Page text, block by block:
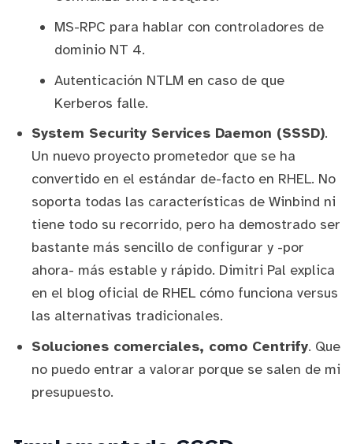
MS-RPC para hablar con controladores de
dominio NT 4.
Autenticación NTLM en caso de que
Kerberos falle.
System Security Services Daemon (SSSD).
Un nuevo proyecto prometedor que se ha
convertido en el estándar de-facto en RHEL. No
soporta todas las características de Winbind ni
tiene todo su recorrido, pero ha demostrado ser
bastante más sencillo de configurar y -por
ahora- más estable y rápido. Dimitri Pal explica
en el blog oficial de RHEL cómo funciona versus
las alternativas tradicionales.
Soluciones comerciales, como Centrify. Que
no puedo entrar a valorar porque se salen de mi
presupuesto.